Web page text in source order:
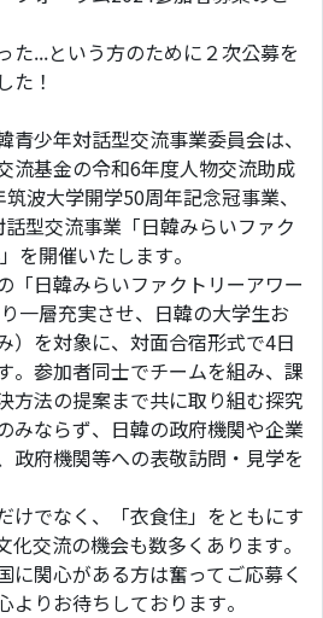
た...という方のために２次公募を
た！
少年対話型交流事業委員会は、
流基金の令和6年度人物交流助成
波大学開学50周年記念冠事業、
型交流事業「日韓みらいファク
を開催いたします。
「日韓みらいファクトリーアワー
一層充実させ、日韓の大学生お
）を対象に、対面合宿形式で4日
。参加者同士でチームを組み、課
方法の提案まで共に取り組む探究
みならず、日韓の政府機関や企業
政府機関等への表敬訪問・見学を
けでなく、「衣食住」をともにす
化交流の機会も数多くあります。
に関心がある方は奮ってご応募く
りお待ちしております。